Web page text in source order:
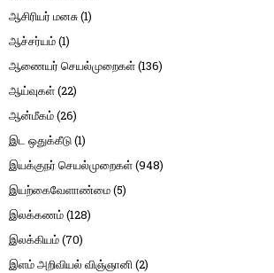
ஆசிரியர் மனசு(1)
ஆச்சர்யம்(1)
ஆணையர் செயல்முறைகள்(136)
ஆய்வுகள்(22)
ஆன்மீகம்(26)
இட ஒதுக்கீடு(1)
இயக்குநர் செயல்முறைகள்(948)
இயற்கைவேளாண்மை(5)
இலக்கணம்(128)
இலக்கியம்(70)
இளம் அறிவியல் விஞ்ஞானி(2)